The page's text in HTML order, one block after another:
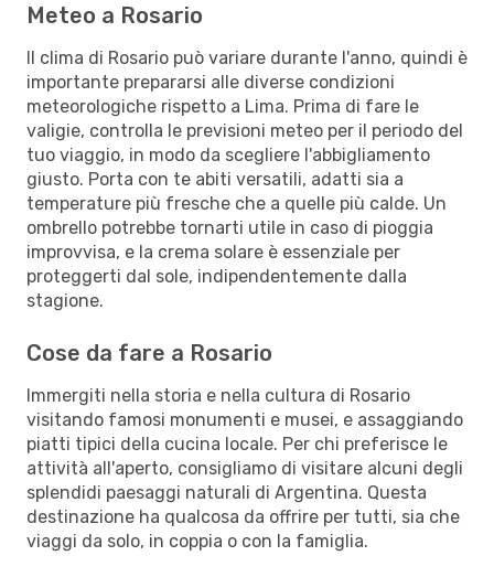
Meteo a Rosario
Il clima di Rosario può variare durante l'anno, quindi è
importante prepararsi alle diverse condizioni
meteorologiche rispetto a Lima. Prima di fare le
valigie, controlla le previsioni meteo per il periodo del
tuo viaggio, in modo da scegliere l'abbigliamento
giusto. Porta con te abiti versatili, adatti sia a
temperature più fresche che a quelle più calde. Un
ombrello potrebbe tornarti utile in caso di pioggia
improvvisa, e la crema solare è essenziale per
proteggerti dal sole, indipendentemente dalla
stagione.
Cose da fare a Rosario
Immergiti nella storia e nella cultura di Rosario
visitando famosi monumenti e musei, e assaggiando
piatti tipici della cucina locale. Per chi preferisce le
attività all'aperto, consigliamo di visitare alcuni degli
splendidi paesaggi naturali di Argentina. Questa
destinazione ha qualcosa da offrire per tutti, sia che
viaggi da solo, in coppia o con la famiglia.